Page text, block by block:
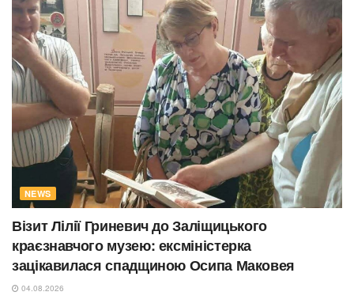
NEWS
Візит Лілії Гриневич до Заліщицького
краєзнавчого музею: ексміністерка
зацікавилася спадщиною Осипа Маковея
04.08.2026